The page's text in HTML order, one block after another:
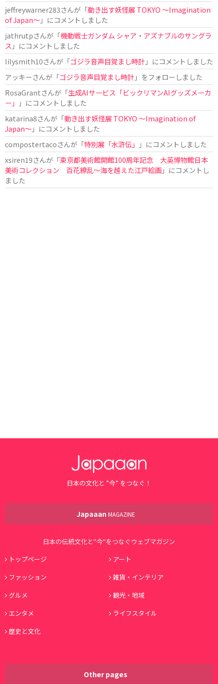
jeffreywarner283さんが「動き出す妖怪展 TOKYO 〜Imagination
of Japan〜」にコメントしました
jathrutpさんが「機動戦士ガンダム シャア・アズナブルのサングラ
ス 」にコメントしました
lilysmith10さんが「ゴジラ音声目覚まし時計」にコメントしました
アッキーさんが「ゴジラ音声目覚まし時計」をフォローしました
RosaGrantさんが「生成AIサービス「ビックリマンAIグッズメーカ
ー」
」にコメントしました
katarina8さんが「動き出す妖怪展 TOKYO 〜Imagination of
Japan〜」にコメントしました
compostertacoさんが「特別展「水滸伝」
」にコメントしました
xsiren19さんが「東京都美術館開館100周年記念 大英博物館日本
美術コレクション 百花繚乱～海を越えた江戸絵画」にコメントし
ました
日本の文化と ”今” をつなぐ！
Japaaan MAGAZINE
日本の伝統文化と"今"をつなぐウェブマガジン
トップページ
アート
ファッション
雑貨・インテリア
グルメ
観光・地域
エンタメ
ライフスタイル
歴史と文化
Other pages